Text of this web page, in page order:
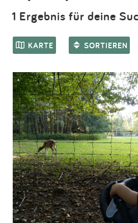
1 Ergebnis für deine
KARTE SORTIEREN